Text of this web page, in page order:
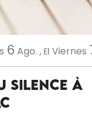
6 Ago. ,El Viernes
silence à